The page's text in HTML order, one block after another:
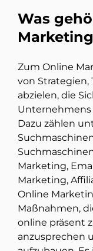
Was
Zum Online
von Strategien,
abzielen, die
Unternehmens
Dazu zählen
Marketing,
Marketing,
Online
Maßnahmen,
online präsent
anzusprechen